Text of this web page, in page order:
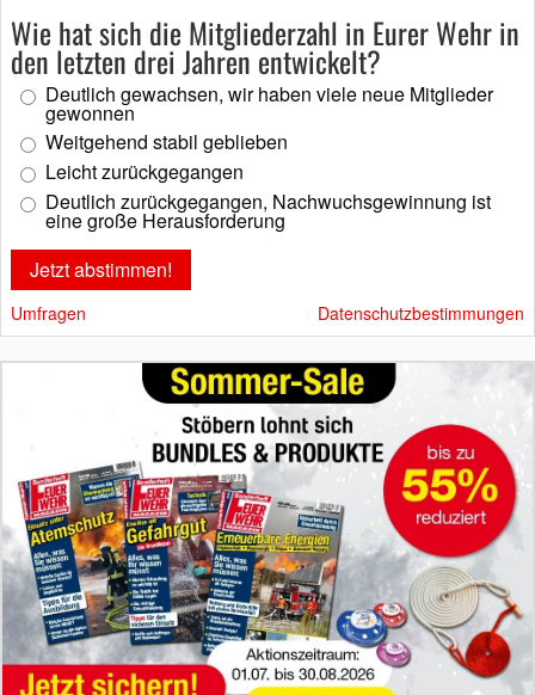
Wie hat sich die Mitgliederzahl in Eurer Wehr in
den letzten drei Jahren entwickelt?
Deutlich gewachsen, wir haben viele neue Mitglieder
gewonnen
Weitgehend stabil geblieben
Leicht zurückgegangen
Deutlich zurückgegangen, Nachwuchsgewinnung ist
eine große Herausforderung
Umfragen Datenschutzbestimmungen